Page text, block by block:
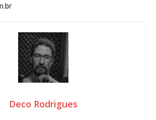
Deco Rodrigues